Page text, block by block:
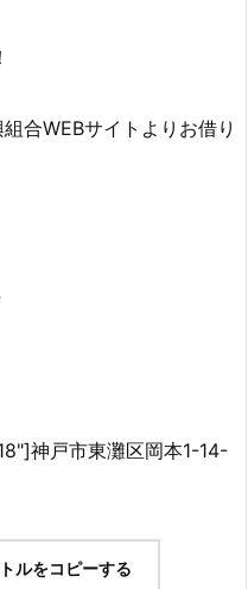
合WEBサイトよりお借り
神戸市東灘区岡本1-14-
ルをコピーする